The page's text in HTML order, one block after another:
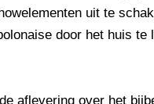
uit te
door het huis
aflevering over het